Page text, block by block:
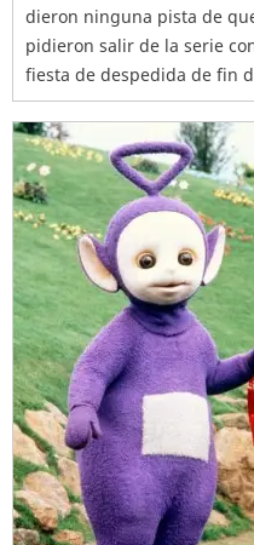
dieron ninguna pista de
pidieron salir de la serie
fiesta de despedida de fin